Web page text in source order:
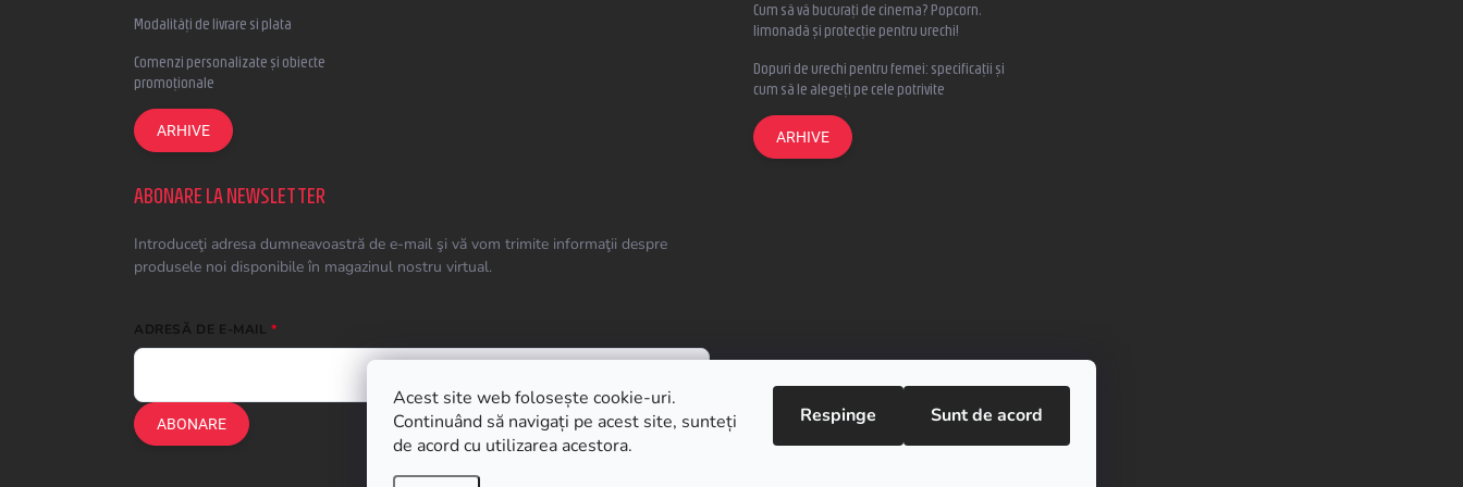
Acest site web folosește cookie-uri.
Continuând să navigați pe acest site, sunteți
de acord cu utilizarea acestora.
Respinge Sunt de acord
Modalități de livrare si plata
Comenzi personalizate și obiecte
promoționale
ARHIVE
Cum să vă bucurați de cinema? Popcorn,
limonadă și protecție pentru urechi!
Dopuri de urechi pentru femei: specificații și
cum să le alegeți pe cele potrivite
ARHIVE
ABONARE LA NEWSLETTER
Introduceţi adresa dumneavoastră de e-mail şi vă vom trimite informaţii despre
produsele noi disponibile în magazinul nostru virtual.
ADRESĂ DE E-MAIL
ABONARE